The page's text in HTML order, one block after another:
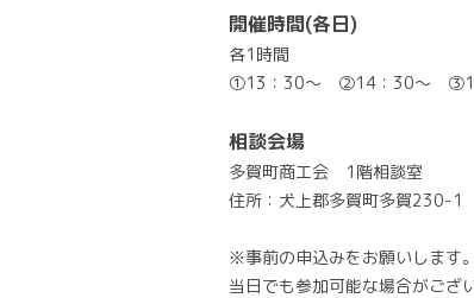
開催時間(各日)
各1時間
①13：30～ ②14：30～
相談会場
多賀町商工会 1階相談室
住所：犬上郡多賀町多賀230-1
※事前の申込みをお願いします。
当日でも参加可能な場合がござ